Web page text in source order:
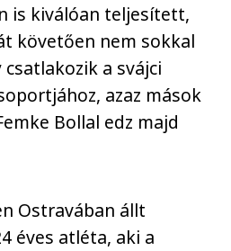
is kiválóan teljesített,
követően nem sokkal
a svájci
azaz mások
Bollal edz majd
Ostravában állt
éves atléta, aki a